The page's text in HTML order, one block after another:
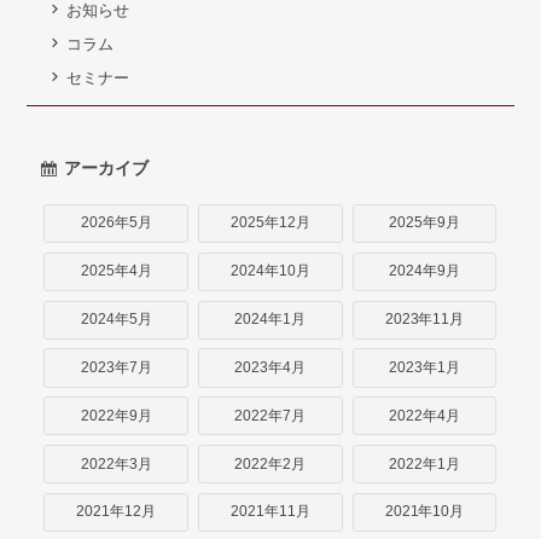
お知らせ
コラム
セミナー
アーカイブ
2026年5月 2025年12月 2025年9月
2025年4月 2024年10月 2024年9月
2024年5月 2024年1月 2023年11月
2023年7月 2023年4月 2023年1月
2022年9月 2022年7月 2022年4月
2022年3月 2022年2月 2022年1月
2021年12月 2021年11月 2021年10月